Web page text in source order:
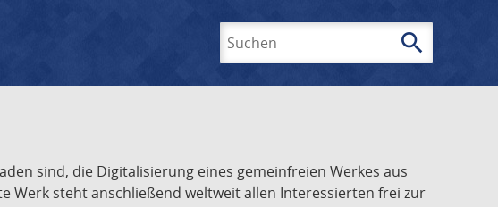
search
sind, die Digitalisierung eines gemeinfreien Werkes aus
Werk steht anschließend weltweit allen Interessierten frei zur